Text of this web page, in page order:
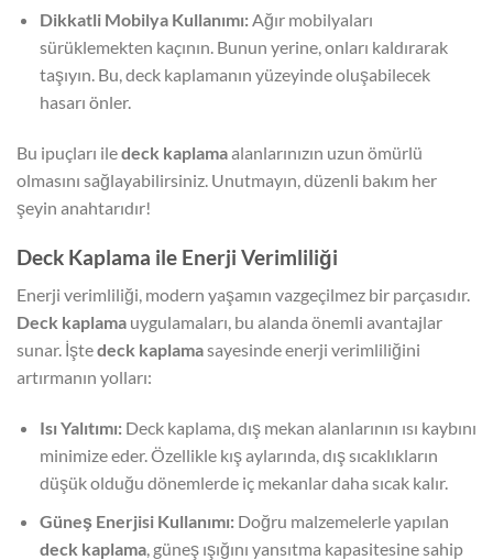
Dikkatli Mobilya Kullanımı:Ağır mobilyaları
sürüklemekten kaçının. Bunun yerine, onları kaldırarak
taşıyın. Bu, deck kaplamanın yüzeyinde oluşabilecek
hasarı önler.
Bu ipuçları iledeck kaplamaalanlarınızın uzun ömürlü
olmasını sağlayabilirsiniz. Unutmayın, düzenli bakım her
şeyin anahtarıdır!
Deck Kaplama ile Enerji Verimliliği
Enerji verimliliği, modern yaşamın vazgeçilmez bir parçasıdır.
Deck kaplama uygulamaları, bu alanda önemli avantajlar
sunar. İştedeck kaplamasayesinde enerji verimliliğini
artırmanın yolları:
Isı Yalıtımı:Deck kaplama, dış mekan alanlarının ısı kaybını
minimize eder. Özellikle kış aylarında, dış sıcaklıkların
düşük olduğu dönemlerde iç mekanlar daha sıcak kalır.
Güneş Enerjisi Kullanımı:Doğru malzemelerle yapılan
deck kaplama, güneş ışığını yansıtma kapasitesine sahip